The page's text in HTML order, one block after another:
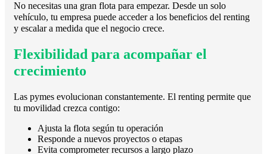
No necesitas una gran flota para empezar. Desde un solo
vehículo, tu empresa puede acceder a los beneficios del renting
y escalar a medida que el negocio crece.
Flexibilidad para acompañar el
crecimiento
Las pymes evolucionan constantemente. El renting permite que
tu movilidad crezca contigo:
Ajusta la flota según tu operación
Responde a nuevos proyectos o etapas
Evita comprometer recursos a largo plazo